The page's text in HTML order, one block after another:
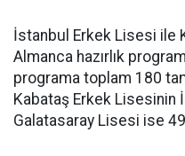
İstanbul Erkek Lisesi ile
Almanca hazırlık
programa toplam 180
Kabataş Erkek Lisesinin
Galatasaray Lisesi ise